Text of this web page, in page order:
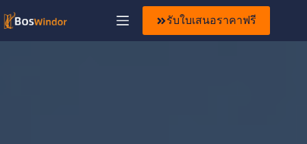
รับใบเสนอราคาฟรี